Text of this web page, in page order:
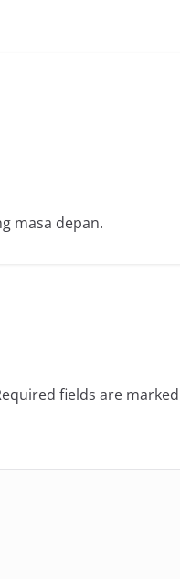
masa depan.
fields are marked